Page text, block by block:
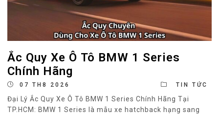
Ắc Quy Xe Ô Tô BMW 1 Series
Chính Hãng
07 TH8 2026 TIN TỨC
Đại Lý Ắc Quy Xe Ô Tô BMW 1 Series Chính Hãng Tại
TP.HCM: BMW 1 Series là mẫu xe hatchback hạng sang